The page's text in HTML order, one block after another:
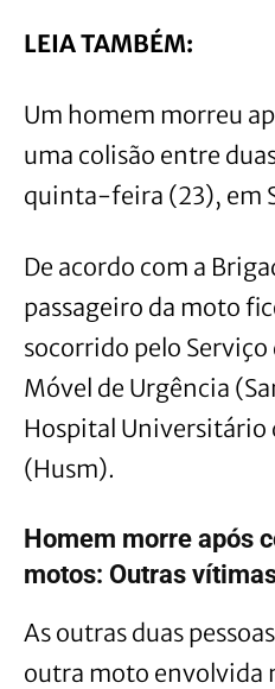
LEIA TAMBÉM:
Um homem morreu
uma colisão entre
quinta-feira (23), em
De acordo com a
passageiro da moto
socorrido pelo
Móvel de Urgência
Hospital Universitário
(Husm).
Homem morre após
motos: Outras
As outras duas
outra moto envolvida